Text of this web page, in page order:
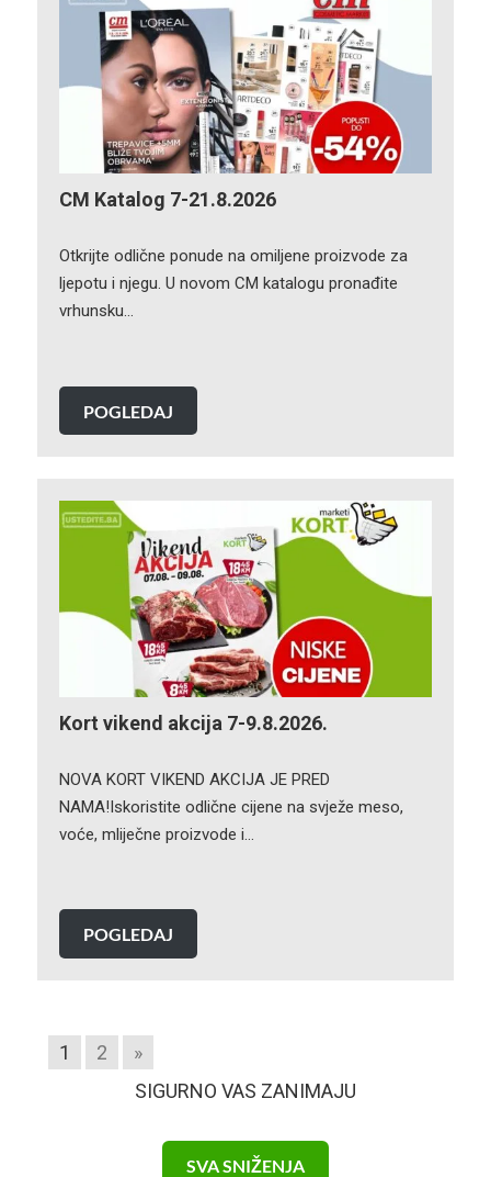
CM Katalog 7-21.8.2026
Otkrijte odlične ponude na omiljene proizvode za
ljepotu i njegu. U novom CM katalogu pronađite
vrhunsku…
POGLEDAJ
Kort vikend akcija 7-9.8.2026.
NOVA KORT VIKEND AKCIJA JE PRED
NAMA!Iskoristite odlične cijene na svježe meso,
voće, mliječne proizvode i…
POGLEDAJ
1 2
»
SIGURNO VAS ZANIMAJU
SVA SNIŽENJA